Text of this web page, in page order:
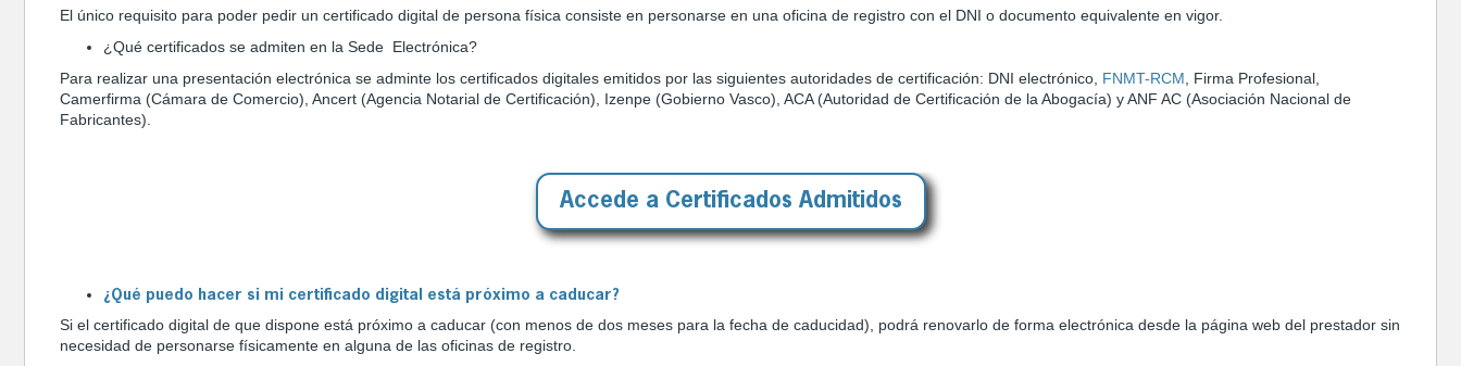
El único requisito para poder pedir un certificado digital de persona física consiste en personarse en una oficina de registro con el DNI o documento equivalente en vigor.
¿Qué certificados se admiten en la Sede Electrónica?
Para realizar una presentación electrónica se adminte los certificados digitales emitidos por las siguientes autoridades de certificación: DNI electrónico, FNMT-RCM , Firma Profesional,
Camerfirma (Cámara de Comercio), Ancert (Agencia Notarial de Certificación), Izenpe (Gobierno Vasco), ACA (Autoridad de Certificación de la Abogacía) y ANF AC (Asociación Nacional de
Fabricantes).
Accede a Certificados Admitidos
¿Qué puedo hacer si mi certificado digital está próximo a caducar?
Si el certificado digital de que dispone está próximo a caducar (con menos de dos meses para la fecha de caducidad), podrá renovarlo de forma electrónica desde la página web del prestador sin
necesidad de personarse físicamente en alguna de las oficinas de registro.